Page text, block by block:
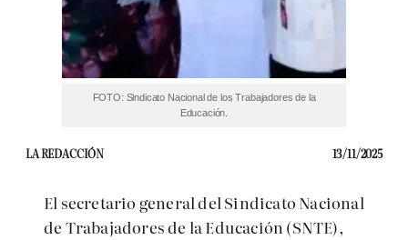
FOTO: Sindicato Nacional de los Trabajadores de la
Educación.
LA REDACCIÓN 13/11/2025
El secretario general del Sindicato Nacional
de Trabajadores de la Educación (SNTE),